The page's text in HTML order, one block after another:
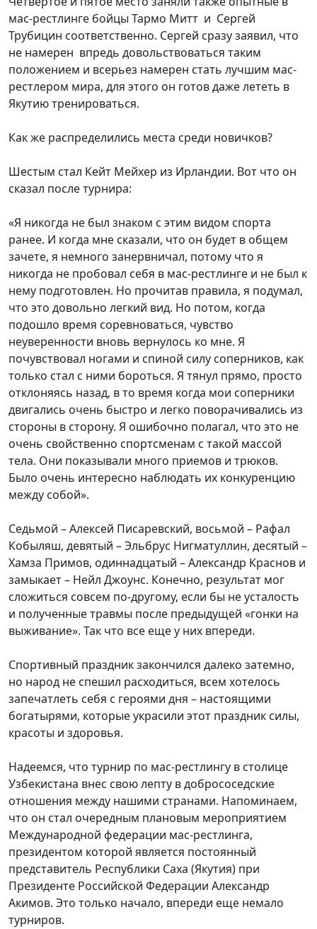
мас-рестлинге бойцы Тармо Митт и Сергей
Трубицин соответственно. Сергей сразу заявил, что
не намерен впредь довольствоваться таким
положением и всерьез намерен стать лучшим мас-
рестлером мира, для этого он готов даже лететь в
Якутию тренироваться.
Как же распределились места среди новичков?
Шестым стал Кейт Мейхер из Ирландии. Вот что он
сказал после турнира:
«Я никогда не был знаком с этим видом спорта
ранее. И когда мне сказали, что он будет в общем
зачете, я немного занервничал, потому что я
никогда не пробовал себя в мас-рестлинге и не был к
нему подготовлен. Но прочитав правила, я подумал,
что это довольно легкий вид. Но потом, когда
подошло время соревноваться, чувство
неуверенности вновь вернулось ко мне. Я
почувствовал ногами и спиной силу соперников, как
только стал с ними бороться. Я тянул прямо, просто
отклоняясь назад, в то время когда мои соперники
двигались очень быстро и легко поворачивались из
стороны в сторону. Я ошибочно полагал, что это не
очень свойственно спортсменам с такой массой
тела. Они показывали много приемов и трюков.
Было очень интересно наблюдать их конкуренцию
между собой».
Седьмой – Алексей Писаревский, восьмой – Рафал
Кобыляш, девятый – Эльбрус Нигматуллин, десятый –
Хамза Примов, одиннадцатый – Александр Краснов и
замыкает – Нейл Джоунс. Конечно, результат мог
сложиться совсем по-другому, если бы не усталость
и полученные травмы после предыдущей «гонки на
выживание». Так что все еще у них впереди.
Спортивный праздник закончился далеко затемно,
но народ не спешил расходиться, всем хотелось
запечатлеть себя с героями дня – настоящими
богатырями, которые украсили этот праздник силы,
красоты и здоровья.
Надеемся, что турнир по мас-рестлингу в столице
Узбекистана внес свою лепту в добрососедские
отношения между нашими странами. Напоминаем,
что он стал очередным плановым мероприятием
Международной федерации мас-рестлинга,
президентом которой является постоянный
представитель Республики Саха (Якутия) при
Президенте Российской Федерации Александр
Акимов. Это только начало, впереди еще немало
турниров.